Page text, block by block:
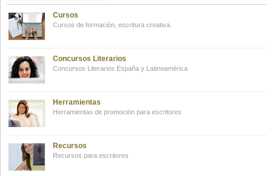
Cursos
Cursos de formación, escritura creativa.
Concursos Literarios
Concursos Literarios España y Latinoamérica
Herramientas
Herramientas de promoción para escritores
Recursos
Recursos para escritores